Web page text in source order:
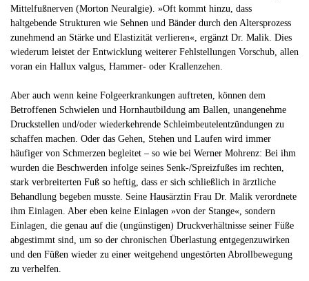
Mittelfußnerven (Morton Neuralgie). »Oft kommt hinzu, dass
haltgebende Strukturen wie Sehnen und Bänder durch den Altersprozess
zunehmend an Stärke und Elastizität verlieren«, ergänzt Dr. Malik. Dies
wiederum leistet der Entwicklung weiterer Fehlstellungen Vorschub, allen
voran ein Hallux valgus, Hammer- oder Krallenzehen.
Aber auch wenn keine Folgeerkrankungen auftreten, können dem
Betroffenen Schwielen und Hornhautbildung am Ballen, unangenehme
Druckstellen und/oder wiederkehrende Schleimbeutelentzündungen zu
schaffen machen. Oder das Gehen, Stehen und Laufen wird immer
häufiger von Schmerzen begleitet – so wie bei Werner Mohrenz: Bei ihm
wurden die Beschwerden infolge seines Senk-/Spreizfußes im rechten,
stark verbreiterten Fuß so heftig, dass er sich schließlich in ärztliche
Behandlung begeben musste. Seine Hausärztin Frau Dr. Malik verordnete
ihm Einlagen. Aber eben keine Einlagen »von der Stange«, sondern
Einlagen, die genau auf die (ungünstigen) Druckverhältnisse seiner Füße
abgestimmt sind, um so der chronischen Überlastung entgegenzuwirken
und den Füßen wieder zu einer weitgehend ungestörten Abrollbewegung
zu verhelfen.